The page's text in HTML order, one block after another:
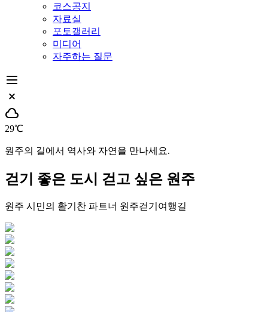
코스공지
자료실
포토갤러리
미디어
자주하는 질문
dehaze
close_small
cloud
29℃
원주의 길에서 역사와 자연을 만나세요.
걷기 좋은 도시 걷고 싶은 원주
원주 시민의 활기찬 파트너 원주걷기여행길